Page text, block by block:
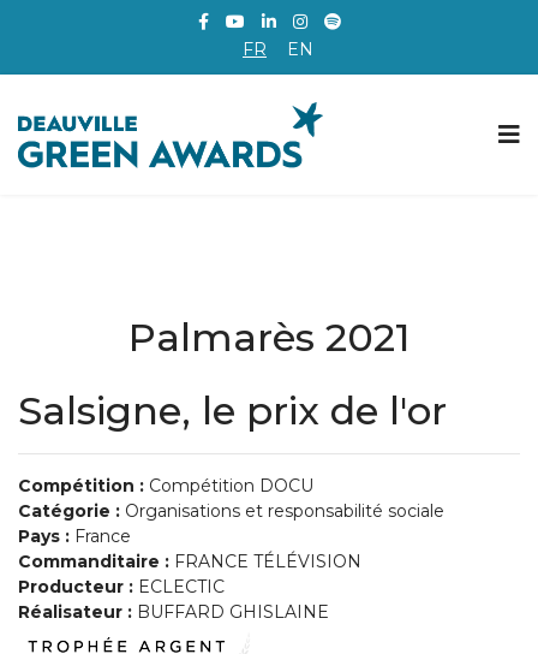
FR EN
Palmarès 2021
Salsigne, le prix de l'or
Compétition : Compétition DOCU
Catégorie : Organisations et responsabilité sociale
Pays : France
Commanditaire : FRANCE TÉLÉVISION
Producteur : ECLECTIC
Réalisateur : BUFFARD GHISLAINE